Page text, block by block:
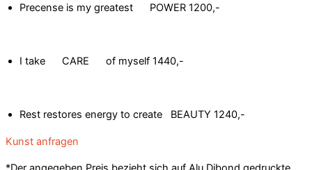
Precense is my greatest POWER 1200,-
I take CARE of myself 1440,-
Rest restores energy to create BEAUTY 1240,-
Kunst anfragen